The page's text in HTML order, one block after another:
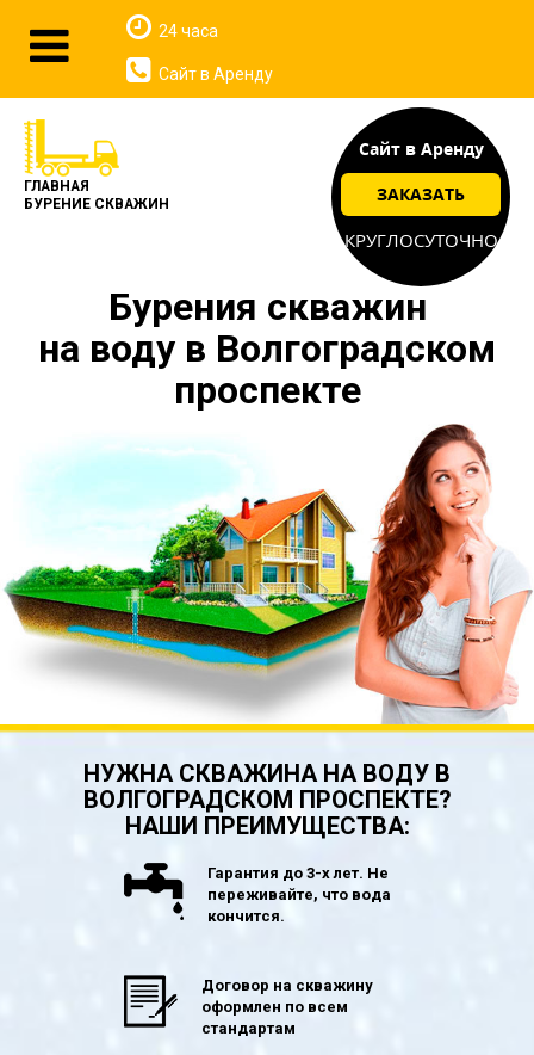
ГЛАВНАЯ
БУРЕНИЕ СКВАЖИН
Бурения скважин
на воду в Волгоградском
проспекте
Сайт в Аренду
ЗАКАЗАТЬ
КРУГЛОСУТОЧНО
24 часа
Сайт в Аренду
НУЖНА СКВАЖИНА НА ВОДУ В
ВОЛГОГРАДСКОМ ПРОСПЕКТЕ?
НАШИ ПРЕИМУЩЕСТВА:
Гарантия до 3-х лет. Не
переживайте, что вода
кончится.
Договор на скважину
оформлен по всем
стандартам